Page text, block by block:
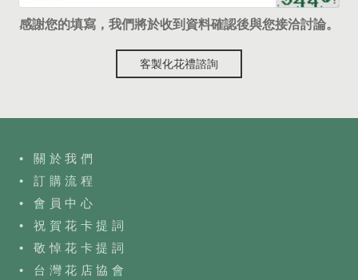
感謝您的填寫，我們將於收到資料確認後與您接洽討論。
客製化花禮諮詢
• 關於我們
• 訂購流程
• 會員中心
• 祝賀花卡提詞
• 敬悼花卡提詞
• 台灣花店協會